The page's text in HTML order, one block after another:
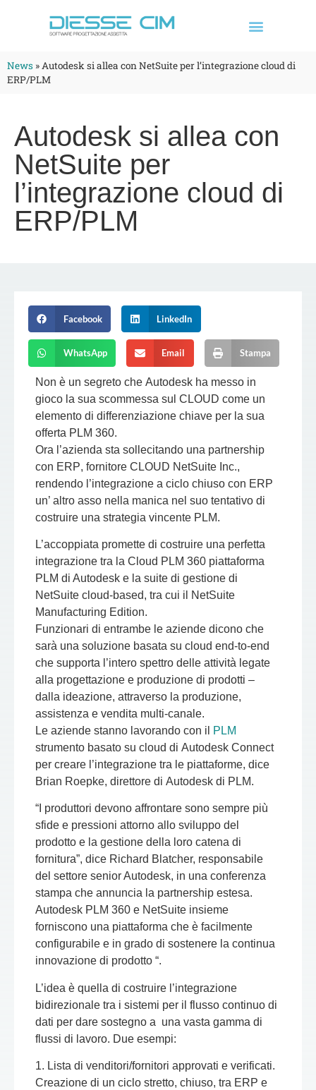
News »Autodesk si allea con NetSuite per l’integrazione cloud di
ERP/PLM
Autodesk si allea con
NetSuite per
l’integrazione cloud di
ERP/PLM
Facebook LinkedIn
WhatsApp Email Stampa
Non è un segreto che Autodesk ha messo in
gioco la sua scommessa sul CLOUD come un
elemento di differenziazione chiave per la sua
offerta PLM 360.
Ora l’azienda sta sollecitando una partnership
con ERP, fornitore CLOUD NetSuite Inc.,
rendendo l’integrazione a ciclo chiuso con ERP
un’ altro asso nella manica nel suo tentativo di
costruire una strategia vincente PLM.
L’accoppiata promette di costruire una perfetta
integrazione tra la Cloud PLM 360 piattaforma
PLM di Autodesk e la suite di gestione di
NetSuite cloud-based, tra cui il
NetSuite
Manufacturing Edition.
Funzionari di entrambe le aziende dicono che
sarà una soluzione basata su cloud end-to-end
che supporta l’intero spettro delle attività legate
alla progettazione e produzione di prodotti –
dalla ideazione, attraverso la produzione,
assistenza e vendita multi-canale.
Le aziende stanno lavorando con il
PLM
strumento basato su cloud di Autodesk Connect
per creare l’integrazione tra le piattaforme, dice
Brian Roepke, direttore di Autodesk di PLM.
“I produttori devono affrontare sono sempre più
sfide e pressioni attorno allo sviluppo del
prodotto e la gestione della loro catena di
fornitura”, dice Richard Blatcher, responsabile
del settore senior Autodesk, in una conferenza
stampa che annuncia la partnership estesa.
Autodesk PLM 360 e NetSuite insieme
forniscono una piattaforma che è facilmente
configurabile e in grado di sostenere la continua
innovazione di prodotto “.
L’idea è quella di costruire l’integrazione
bidirezionale tra i sistemi per il flusso continuo di
dati per dare sostegno a una vasta gamma di
flussi di lavoro. Due esempi:
1. Lista di venditori/fornitori approvati e verificati.
Creazione di un ciclo stretto, chiuso, tra ERP e